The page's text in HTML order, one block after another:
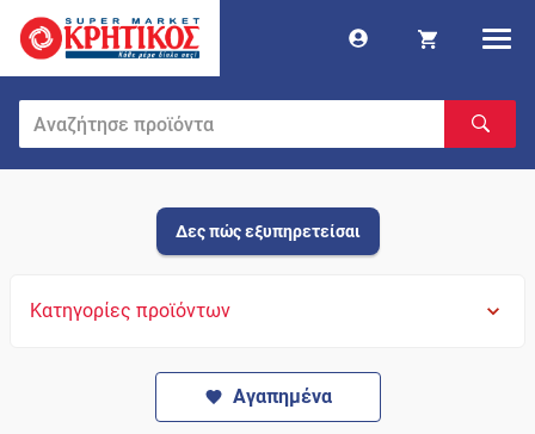
Δες πώς εξυπηρετείσαι
Κατηγορίες προϊόντων
Αγαπημένα